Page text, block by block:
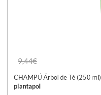
9,44€
CHAMPÚ Árbol de Té (250 ml)
plantapol